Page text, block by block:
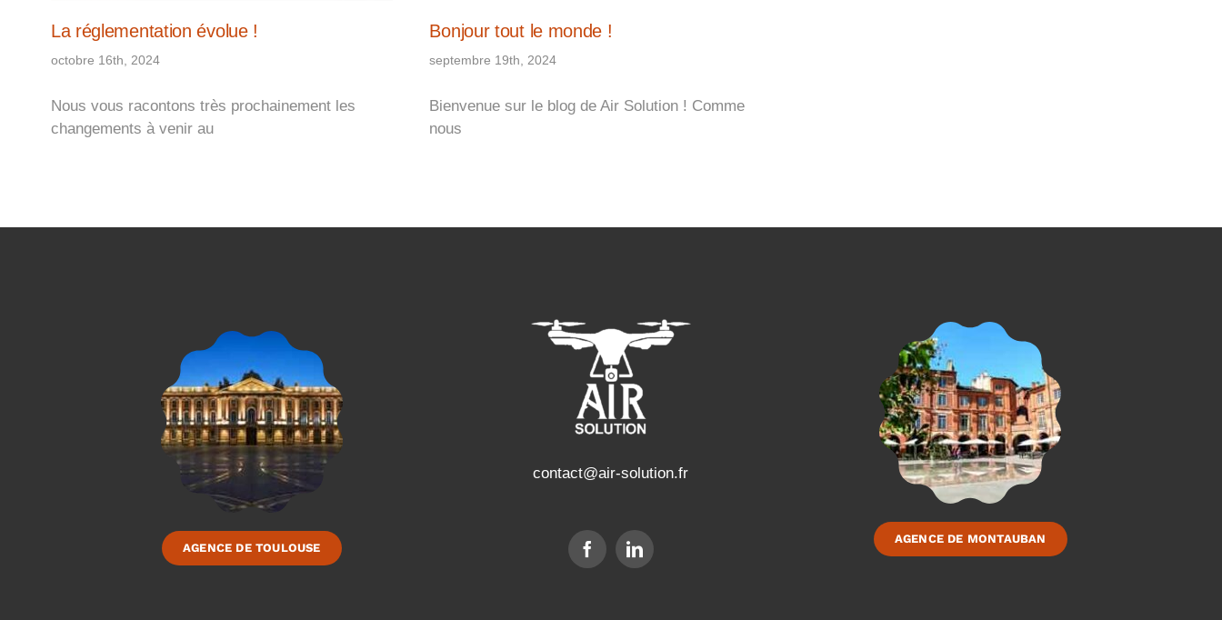
La réglementation évolue !
octobre 16th, 2024
Nous vous racontons très prochainement les
changements à venir au
Bonjour tout le monde !
septembre 19th, 2024
Bienvenue sur le blog de Air Solution ! Comme
nous
AGENCE DE TOULOUSE
contact@air-solution.fr
AGENCE DE MONTAUBAN